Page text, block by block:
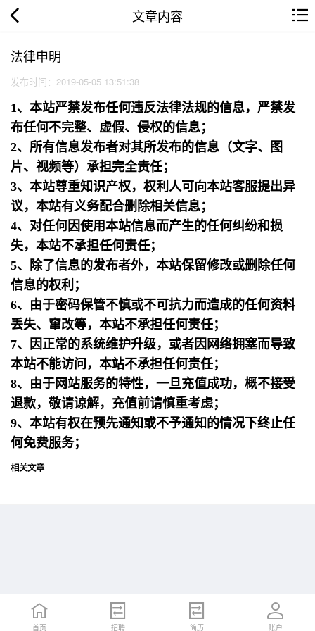
文章内容
法律申明
发布时间：2019-05-05 13:51:38
1、本站严禁发布任何违反法律法规的信息，严禁发
布任何不完整、虚假、侵权的信息；
2、所有信息发布者对其所发布的信息（文字、图
片、视频等）承担完全责任；
3、本站尊重知识产权，权利人可向本站客服提出异
议，本站有义务配合删除相关信息；
4、对任何因使用本站信息而产生的任何纠纷和损
失，本站不承担任何责任；
5、除了信息的发布者外，本站保留修改或删除任何
信息的权利；
6、由于密码保管不慎或不可抗力而造成的任何资料
丢失、窜改等，本站不承担任何责任；
7、因正常的系统维护升级，或者因网络拥塞而导致
本站不能访问，本站不承担任何责任；
8、由于网站服务的特性，一旦充值成功，概不接受
退款，敬请谅解，充值前请慎重考虑；
9、本站有权在预先通知或不予通知的情况下终止任
何免费服务；
相关文章
首页 招聘 简历 账户
首页 招聘 简历 账户